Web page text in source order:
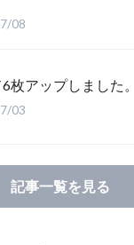
08
枚アップしました。
03
記事一覧を見る